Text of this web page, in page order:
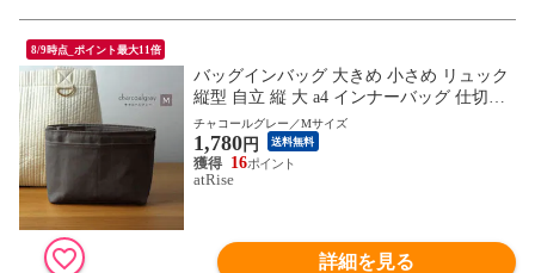
8/9時点_ポイント最大11倍
バッグインバッグ 大きめ 小さめ リュック
縦型 自立 縦 大 a4 インナーバッグ 仕切り
トート バックインバック 軽量 軽い バッグ
トートバッグ ポリエステル おしゃれ ポー
チ プレゼント ギフト
チャコールグレー／Mサイズ
1,780円 送料無料
16
atRise
詳細を見る